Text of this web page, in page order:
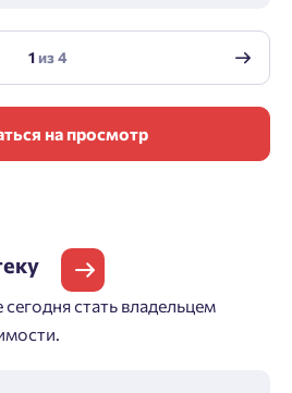
1из4
на просмотр
стать владельцем